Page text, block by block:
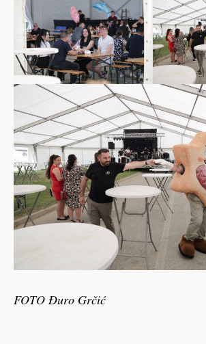
FOTO Đuro Grčić